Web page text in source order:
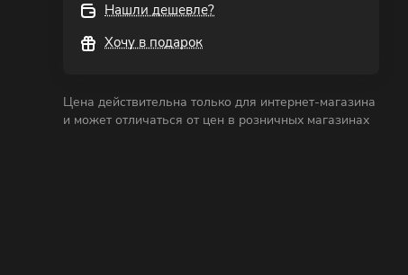
Нашли дешевле?
Хочу в подарок
Цена действительна только для интернет-магазина
и может отличаться от цен в розничных магазинах